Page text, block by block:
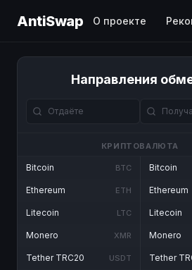
AntiSwap О проекте
Направления
КРИПТОВАЛЮТА
Bitcoin BTC
Ethereum ETH
Litecoin LTC
Monero XMR
Tether TRC20 USDT
Bitcoin
Ethereum
Litecoin
Monero
Tether